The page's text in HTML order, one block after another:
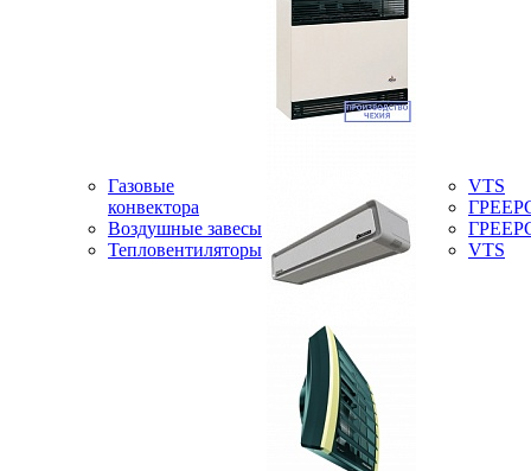
Газовые
конвектора
Воздушные завесы
Тепловентиляторы
VTS
VTS